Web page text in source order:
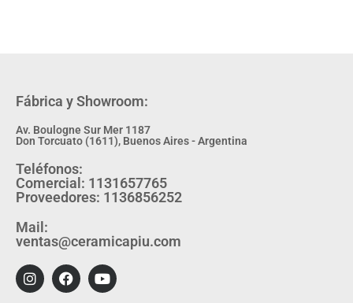
Fábrica y Showroom:
Av. Boulogne Sur Mer 1187
Don Torcuato (1611), Buenos Aires - Argentina
Teléfonos:
Comercial: 1131657765
Proveedores: 1136856252
Mail:
ventas@ceramicapiu.com